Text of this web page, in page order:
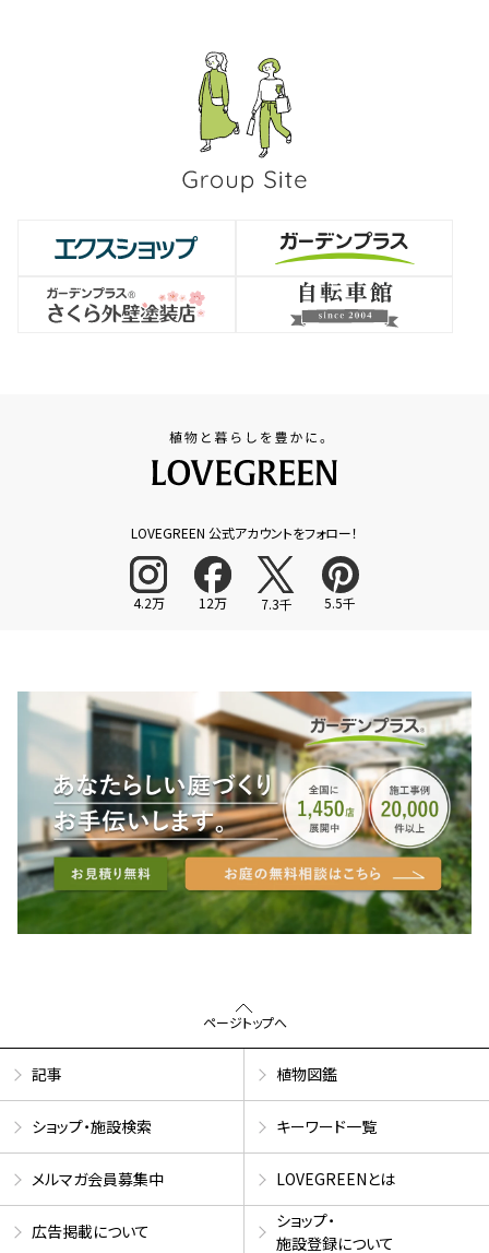
LOVEGREEN 公式アカウントをフォロー！
4.2万 12万 7.3千 5.5千
ページトップへ
記事 植物図鑑
ショップ・施設検索 キーワード一覧
メルマガ会員募集中 LOVEGREENとは
広告掲載について
ショップ・
施設登録について